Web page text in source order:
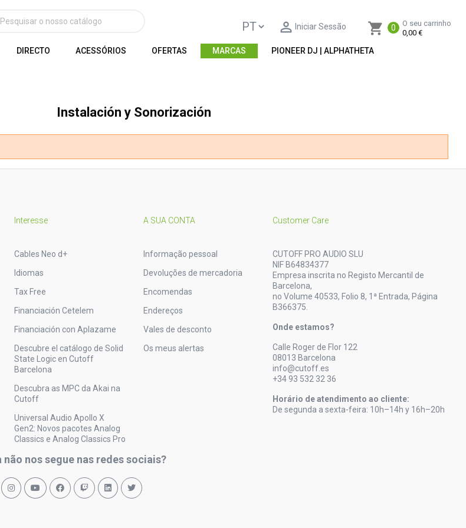
shopping_cart 0
O seu carrinho
0,00 €
 Iniciar Sessão
DIRECTO ACESSÓRIOS OFERTAS MARCAS PIONEER DJ | ALPHATHETA
Instalación y Sonorización
Interesse
Cables Neo d+
Idiomas
Tax Free
Financiación Cetelem
Financiación con Aplazame
Descubre el catálogo de Solid
State Logic en Cutoff
Barcelona
Descubra as MPC da Akai na
Cutoff
Universal Audio Apollo X
Gen2: Novos pacotes Analog
Classics e Analog Classics Pro
A SUA CONTA
Informação pessoal
Devoluções de mercadoria
Encomendas
Endereços
Vales de desconto
Os meus alertas
Customer Care
CUTOFF PRO AUDIO SLU
NIF B64834377
Empresa inscrita no Registo Mercantil de
Barcelona,
no Volume 40533, Folio 8, 1ª Entrada, Página
B366375.
Onde estamos?
Calle Roger de Flor 122
08013 Barcelona
info@cutoff.es
+34 93 532 32 36
Horário de atendimento ao cliente:
De segunda a sexta-feira: 10h–14h y 16h–20h
não nos segue nas redes sociais?